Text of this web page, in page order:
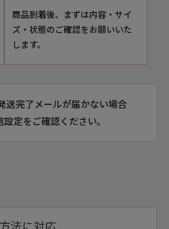
商品到着後、まずは内容・サイ
ズ・状態のご確認をお願いいた
します。
送完了メールが届かない場合
定をご確認ください。